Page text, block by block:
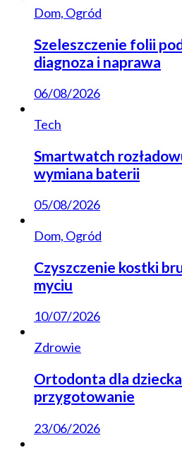
Dom, Ogród
Szeleszczenie folii
diagnoza i naprawa
06/08/2026
Tech
Smartwatch
wymiana baterii
05/08/2026
Dom, Ogród
Czyszczenie kostki
myciu
10/07/2026
Zdrowie
Ortodonta dla
przygotowanie
23/06/2026